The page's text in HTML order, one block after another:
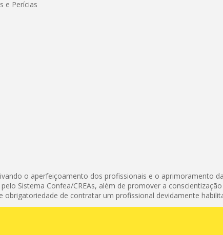
e Perícias
o aperfeiçoamento dos profissionais e o aprimoramento da
Sistema Confea/CREAs, além de promover a
obrigatoriedade de contratar um profissional devidamente